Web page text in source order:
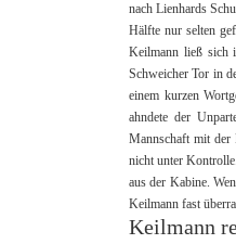
nach Lienhards
Hälfte nur selten
Keilmann ließ sich
Schweicher Tor in
einem kurzen
ahndete der
Mannschaft mit
nicht unter
aus der Kabine.
Keilmann fast
Keilmann